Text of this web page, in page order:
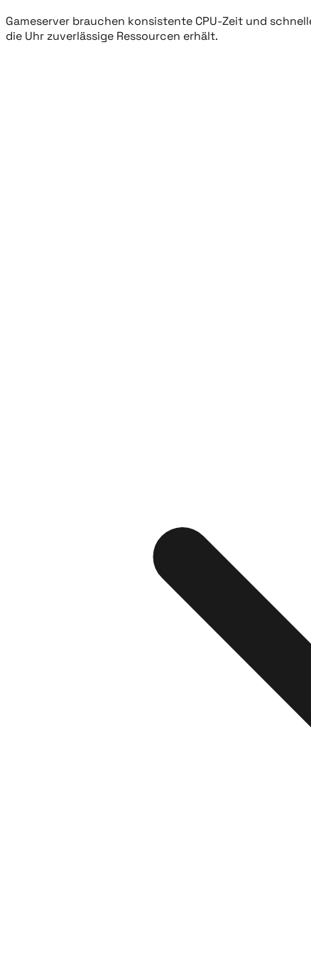
Gameserver brauchen konsistente CPU-Zeit und
die Uhr zuverlässige Ressourcen erhält.